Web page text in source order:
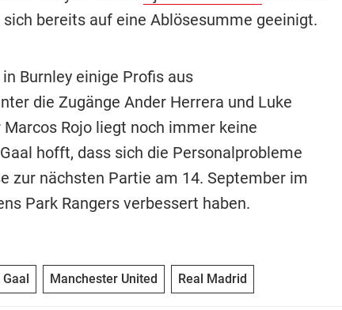
bereits auf eine Ablösesumme geeinigt.
Burnley einige Profis aus
die Zugänge Ander Herrera und Luke
Rojo liegt noch immer keine
hofft, dass sich die Personalprobleme
zur nächsten Partie am 14. September im
Park Rangers verbessert haben.
Manchester United Real Madrid